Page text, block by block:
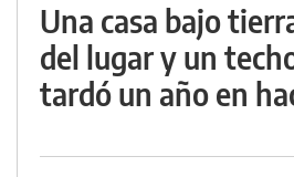
Una casa bajo
del lugar y un
tardó un año en